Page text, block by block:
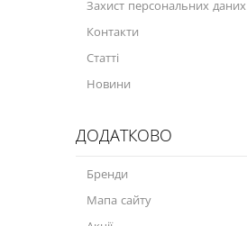
Захист персональних даних
Контакти
Статті
Новини
ДОДАТКОВО
Бренди
Мапа сайту